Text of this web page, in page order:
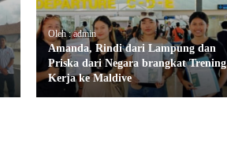
Oleh : admin
Amanda, Rindi dari Lampung dan
Priska dari Negara brangkat Trening
Kerja ke Maldive